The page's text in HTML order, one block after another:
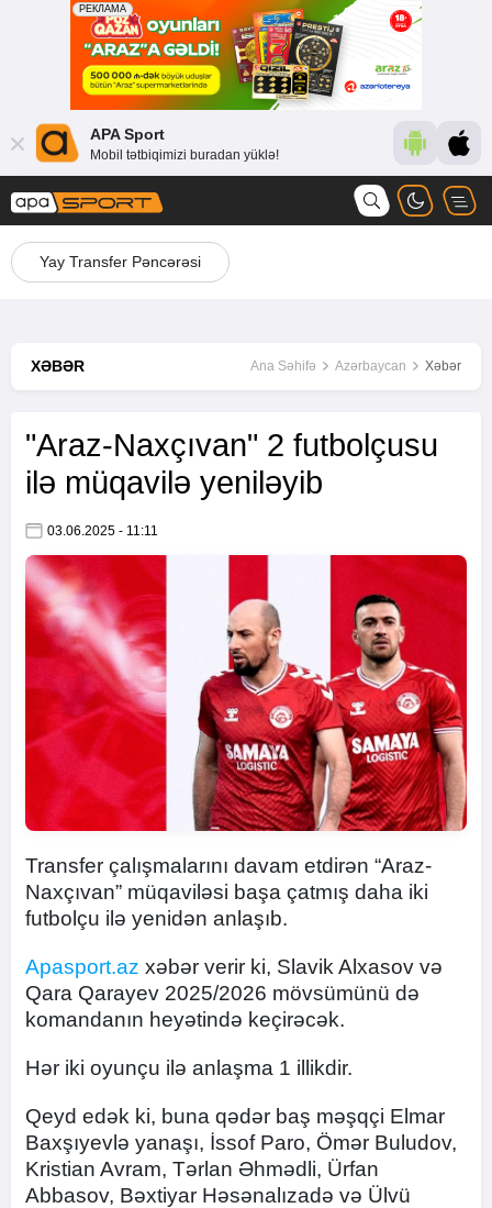
APA Sport
Mobil tətbiqimizi buradan yüklə!
Yay Transfer Pəncərəsi
XƏBƏR Ana Səhifə Azərbaycan Xəbər
"Araz-Naxçıvan" 2 futbolçusu
ilə müqavilə yeniləyib
03.06.2025 - 11:11
Transfer çalışmalarını davam etdirən “Araz-
Naxçıvan” müqaviləsi başa çatmış daha iki
futbolçu ilə yenidən anlaşıb.
Apasport.az xəbər verir ki, Slavik Alxasov və
Qara Qarayev 2025/2026 mövsümünü də
komandanın heyətində keçirəcək.
Hər iki oyunçu ilə anlaşma 1 illikdir.
Qeyd edək ki, buna qədər baş məşqçi Elmar
Baxşıyevlə yanaşı, İssof Paro, Ömər Buludov,
Kristian Avram, Tərlan Əhmədli, Ürfan
Abbasov, Bəxtiyar Həsənalızadə və Ülvü